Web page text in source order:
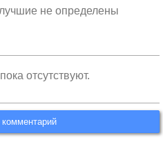
не определены
отсутствуют.
комментарий